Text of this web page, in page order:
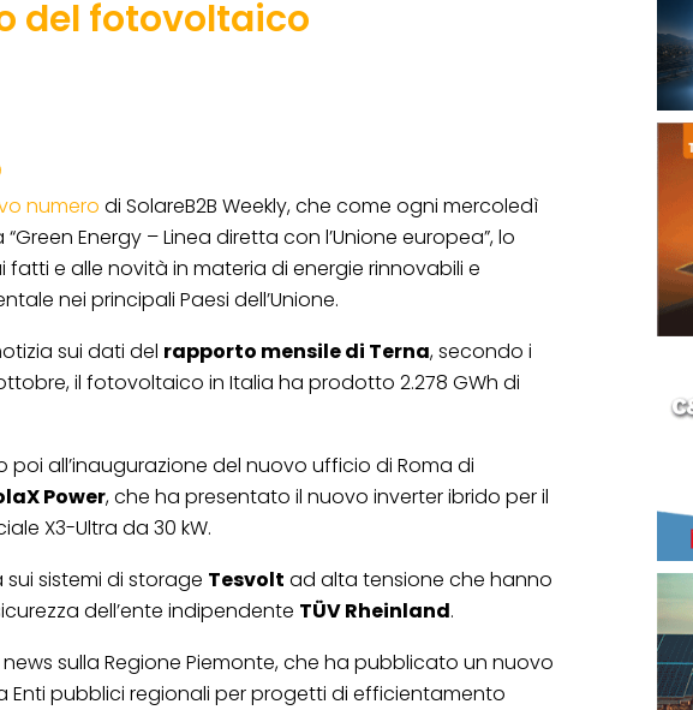
del fotovoltaico
numero di SolareB2B Weekly, che come ogni mercoledì
Energy – Linea diretta con l’Unione europea”, lo
e alle novità in materia di energie rinnovabili e
nei principali Paesi dell’Unione.
sui dati del rapporto mensile di Terna, secondo i
il fotovoltaico in Italia ha prodotto 2.278 GWh di
poi all’inaugurazione del nuovo ufficio di Roma di
Power, che ha presentato il nuovo inverter ibrido per il
X3-Ultra da 30 kW.
sui sistemi di storage Tesvolt ad alta tensione che hanno
dell’ente indipendente TÜV Rheinland.
sulla Regione Piemonte, che ha pubblicato un nuovo
pubblici regionali per progetti di efficientamento